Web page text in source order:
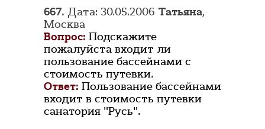
667. Дата: 30.05.2006 Татьяна,
Москва
Вопрос: Подскажите
пожалуйста входит ли
пользование бассейнами с
стоимость путевки.
Ответ: Пользование бассейнами
входит в стоимость путевки
санатория "Русь".